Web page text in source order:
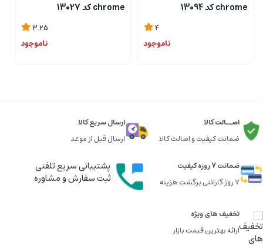
chrome کد 13094
4
ناموجود
chrome کد 13027
3.25
ناموجود
اصــالت کالا
ضمانت کیفیت و اصالت کالا
ارسال سریع کالا
ارسال قبل از موعد
ضمانت 7 روزه کیفیت
7 روز گارانتی برگشت هزینه
پشتیبانی سریع تلفنی
ثبت سفارش و مشاوره
تخفیف های ویژه
ارائه بهترین قیمت بازار